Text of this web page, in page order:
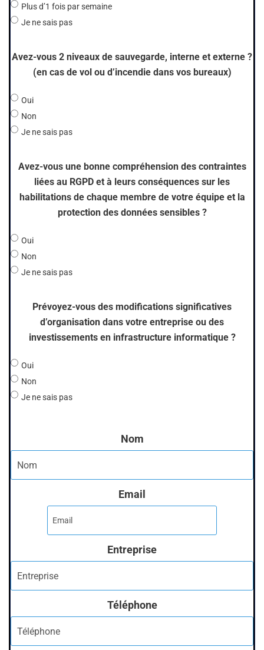
Plus d’1 fois par semaine
Je ne sais pas
Avez-vous 2 niveaux de sauvegarde, interne et externe ?
(en cas de vol ou d’incendie dans vos bureaux)
Oui
Non
Je ne sais pas
Avez-vous une bonne compréhension des contraintes
liées au RGPD et à leurs conséquences sur les
habilitations de chaque membre de votre équipe et la
protection des données sensibles ?
Oui
Non
Je ne sais pas
Prévoyez-vous des modifications significatives
d’organisation dans votre entreprise ou des
investissements en infrastructure informatique ?
Oui
Non
Je ne sais pas
Nom
Email
Entreprise
Téléphone